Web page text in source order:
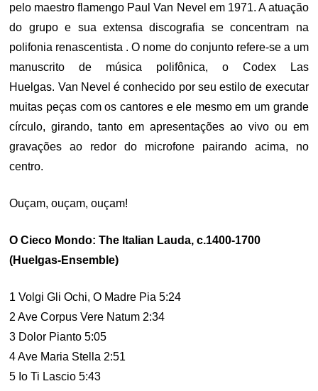
pelo maestro flamengo Paul Van Nevel em 1971. A atuação
do grupo e sua extensa discografia se concentram na
polifonia renascentista . O nome do conjunto refere-se a um
manuscrito de música polifônica, o Codex Las
Huelgas. Van Nevel é conhecido por seu estilo de executar
muitas peças com os cantores e ele mesmo em um grande
círculo, girando, tanto em apresentações ao vivo ou em
gravações ao redor do microfone pairando acima, no
centro.
Ouçam, ouçam, ouçam!
O Cieco Mondo: The Italian Lauda, c.1400-1700
(Huelgas-Ensemble)
1 Volgi Gli Ochi, O Madre Pia 5:24
2 Ave Corpus Vere Natum 2:34
3 Dolor Pianto 5:05
4 Ave Maria Stella 2:51
5 Io Ti Lascio 5:43